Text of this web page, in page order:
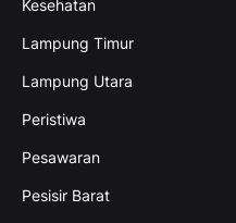
Kesehatan
Lampung Timur
Lampung Utara
Peristiwa
Pesawaran
Pesisir Barat